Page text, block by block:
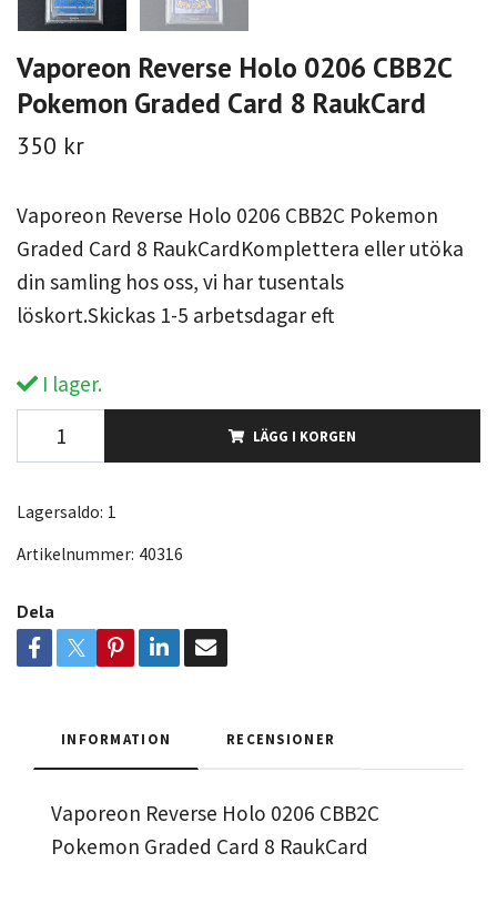
Vaporeon Reverse Holo 0206 CBB2C
Pokemon Graded Card 8 RaukCard
350 kr
Vaporeon Reverse Holo 0206 CBB2C Pokemon
Graded Card 8 RaukCardKomplettera eller utöka
din samling hos oss, vi har tusentals
löskort.Skickas 1-5 arbetsdagar eft
I lager.
LÄGG I KORGEN
Lagersaldo: 1
Artikelnummer: 40316
Dela
INFORMATION RECENSIONER
Vaporeon Reverse Holo 0206 CBB2C
Pokemon Graded Card 8 RaukCard